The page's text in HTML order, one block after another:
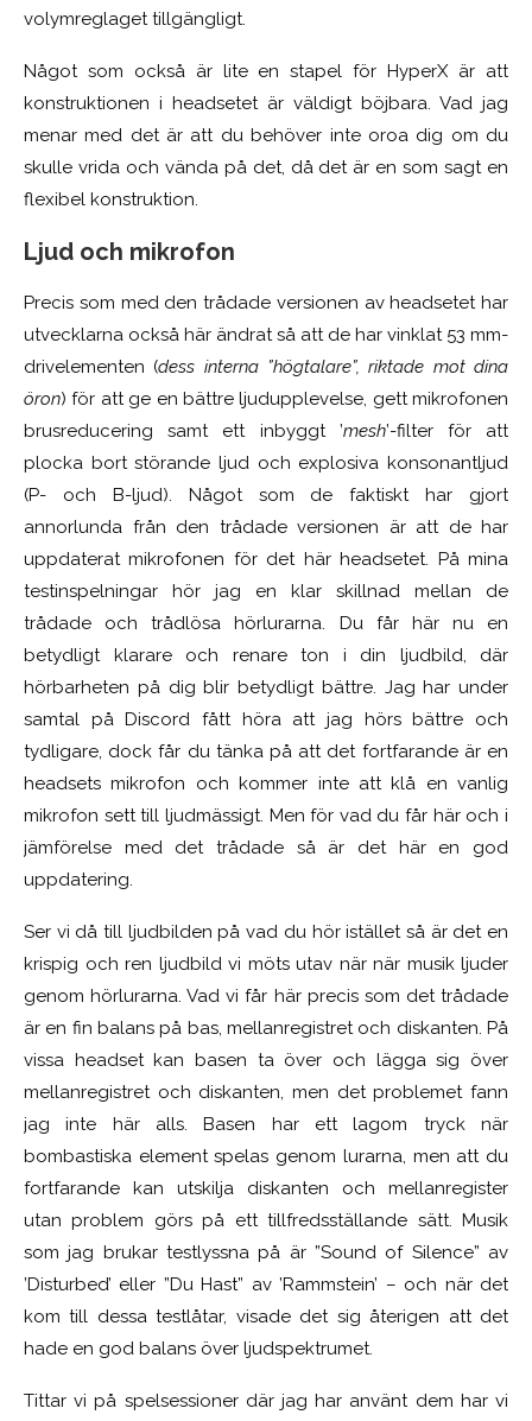
volymreglaget tillgängligt.
Något som också är lite en stapel för HyperX är att
konstruktionen i headsetet är väldigt böjbara. Vad jag
menar med det är att du behöver inte oroa dig om du
skulle vrida och vända på det, då det är en som sagt en
flexibel konstruktion.
Ljud och mikrofon
Precis som med den trådade versionen av headsetet har
utvecklarna också här ändrat så att de har vinklat 53 mm-
drivelementen (dess interna ”högtalare”, riktade mot dina
öron) för att ge en bättre ljudupplevelse, gett mikrofonen
brusreducering samt ett inbyggt ’mesh’-filter för att
plocka bort störande ljud och explosiva konsonantljud
(P- och B-ljud). Något som de faktiskt har gjort
annorlunda från den trådade versionen är att de har
uppdaterat mikrofonen för det här headsetet. På mina
testinspelningar hör jag en klar skillnad mellan de
trådade och trådlösa hörlurarna. Du får här nu en
betydligt klarare och renare ton i din ljudbild, där
hörbarheten på dig blir betydligt bättre. Jag har under
samtal på Discord fått höra att jag hörs bättre och
tydligare, dock får du tänka på att det fortfarande är en
headsets mikrofon och kommer inte att klå en vanlig
mikrofon sett till ljudmässigt. Men för vad du får här och i
jämförelse med det trådade så är det här en god
uppdatering.
Ser vi då till ljudbilden på vad du hör istället så är det en
krispig och ren ljudbild vi möts utav när när musik ljuder
genom hörlurarna. Vad vi får här precis som det trådade
är en fin balans på bas, mellanregistret och diskanten. På
vissa headset kan basen ta över och lägga sig över
mellanregistret och diskanten, men det problemet fann
jag inte här alls. Basen har ett lagom tryck när
bombastiska element spelas genom lurarna, men att du
fortfarande kan utskilja diskanten och mellanregister
utan problem görs på ett tillfredsställande sätt. Musik
som jag brukar testlyssna på är ”Sound of Silence” av
’Disturbed’ eller ”Du Hast” av ’Rammstein’ – och när det
kom till dessa testlåtar, visade det sig återigen att det
hade en god balans över ljudspektrumet.
Tittar vi på spelsessioner där jag har använt dem har vi